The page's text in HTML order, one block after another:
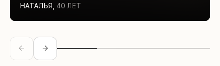
НАТАЛЬЯ, 40 ЛЕТ